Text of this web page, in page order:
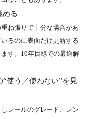
める
ね張りで十分な場合があ
るのに表面だけ更新する
す。10年目線での最適解
使う／使わない”を見
レールのグレード、レン